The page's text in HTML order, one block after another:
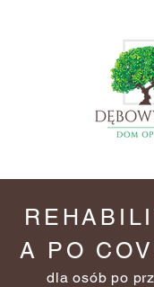
A PO
dla osób po